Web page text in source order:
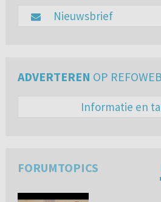
Nieuwsbrief
ADVERTEREN OP REFOWEB
Informatie en
FORUMTOPICS